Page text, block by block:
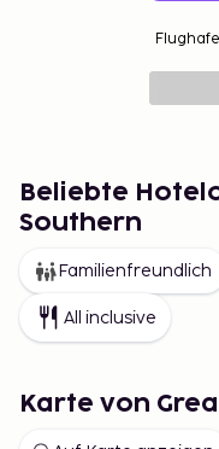
Beliebte
Southern
Familienfreundlich
All inclusive
Karte von